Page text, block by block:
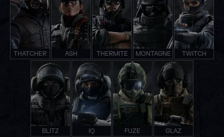
THATCHER ASH THERMITE MONTAGNE TWITCH
BLITZ IQ FUZE GLAZ